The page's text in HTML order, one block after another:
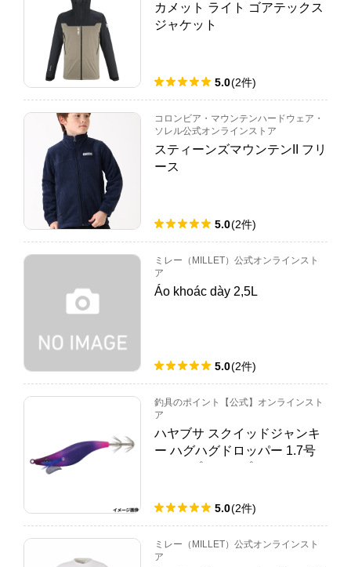
カメット ライト ゴアテックス
ジャケット
5.0(2件)
コロンビア・マウンテンハードウェア・
ソレル公式オンラインストア
スティーンズマウンテンII フリ
ース
5.0(2件)
ミレー（MILLET）公式オンラインスト
ア
Áo khoác dày 2,5L
5.0(2件)
釣具のポイント【公式】オンラインスト
ア
ハヤブサ スクイッドジャンキ
ー ハグハグドロッパー 1.7号
5.0(2件)
ミレー（MILLET）公式オンラインスト
ア